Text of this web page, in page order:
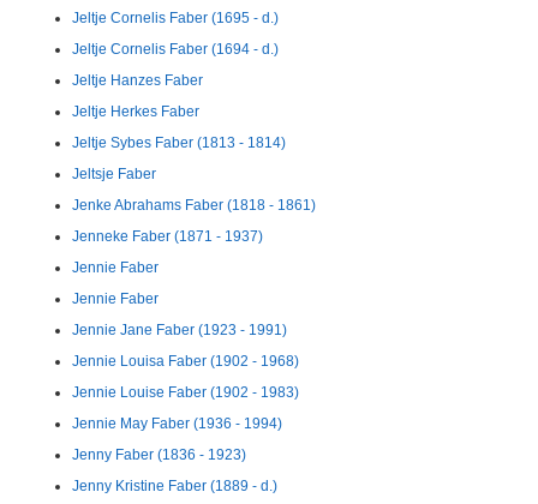
Jeltje Cornelis Faber (1695 - d.)
Jeltje Cornelis Faber (1694 - d.)
Jeltje Hanzes Faber
Jeltje Herkes Faber
Jeltje Sybes Faber (1813 - 1814)
Jeltsje Faber
Jenke Abrahams Faber (1818 - 1861)
Jenneke Faber (1871 - 1937)
Jennie Faber
Jennie Faber
Jennie Jane Faber (1923 - 1991)
Jennie Louisa Faber (1902 - 1968)
Jennie Louise Faber (1902 - 1983)
Jennie May Faber (1936 - 1994)
Jenny Faber (1836 - 1923)
Jenny Kristine Faber (1889 - d.)